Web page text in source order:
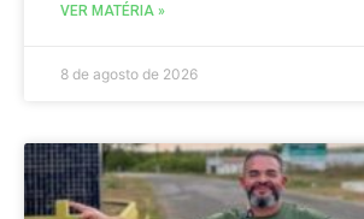
VER MATÉRIA »
8 de agosto de 2026